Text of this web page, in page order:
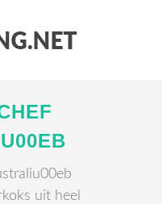
uit heel